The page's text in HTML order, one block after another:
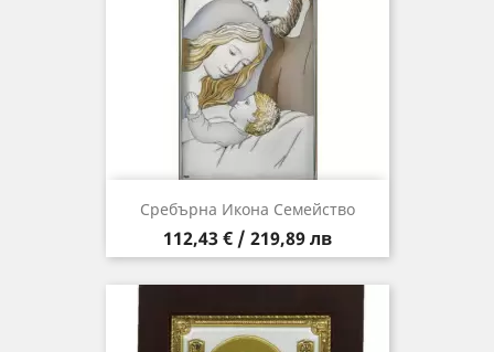
Сребърна Икона Семейство
Цена
112,43 € / 219,89 лв